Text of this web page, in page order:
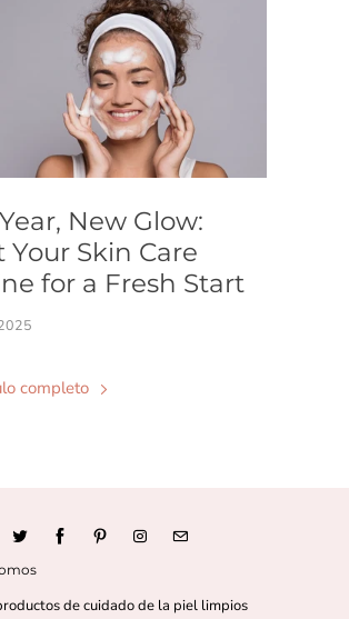
New Glow:
Your Skin Care
for a Fresh Start
completo
de cuidado de la piel limpios